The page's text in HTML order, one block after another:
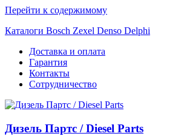
Перейти к содержимому
Каталоги Bosch Zexel Denso Delphi
Доставка и оплата
Гарантия
Контакты
Сотрудничество
Дизель Партс / Diesel Parts